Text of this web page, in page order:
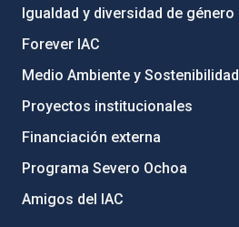
Igualdad y diversidad de género
Forever IAC
Medio Ambiente y Sostenibilidad
Proyectos institucionales
Financiación externa
Programa Severo Ochoa
Amigos del IAC